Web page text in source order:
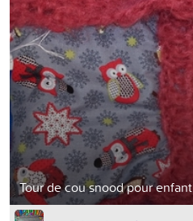
Tour de cou snood pour enfant